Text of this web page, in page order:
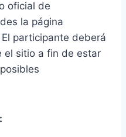
oficial de
la página
El participante deberá
el sitio a fin de estar